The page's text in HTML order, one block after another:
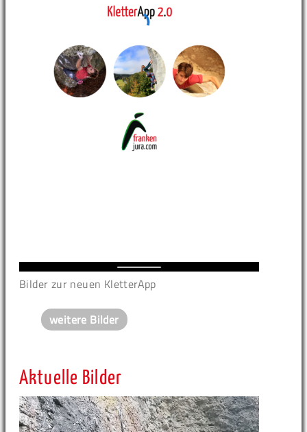
Bilder zur neuen KletterApp
weitere Bilder
Aktuelle Bilder